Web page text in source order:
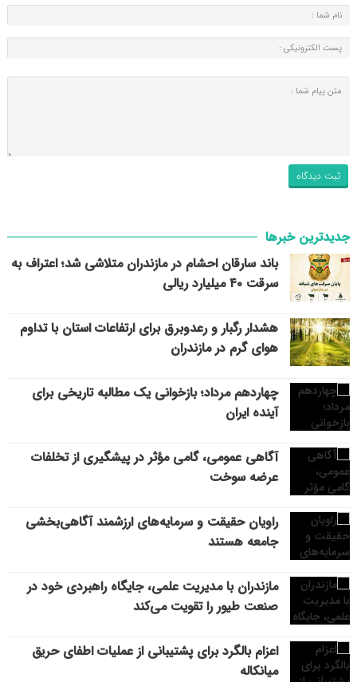
جدیدترین خبرها
باند سارقان احشام در مازندران متلاشی شد؛ اعتراف به
سرقت ۴۰ میلیارد ریالی
هشدار رگبار و رعدوبرق برای ارتفاعات استان با تداوم
هوای گرم در مازندران
چهاردهم مرداد؛ بازخوانی یک مطالبه تاریخی برای
آینده ایران
آگاهی عمومی، گامی مؤثر در پیشگیری از تخلفات
عرضه سوخت
راویان حقیقت و سرمایه‌های ارزشمند آگاهی‌بخشی
جامعه هستند
مازندران با مدیریت علمی، جایگاه راهبردی خود در
صنعت طیور را تقویت می‌کند
اعزام بالگرد برای پشتیبانی از عملیات اطفای حریق
میانکاله